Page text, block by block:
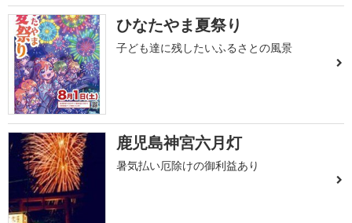
ひなたやま夏祭り
子ども達に残したいふるさとの風景
鹿児島神宮六月灯
暑気払い厄除けの御利益あり